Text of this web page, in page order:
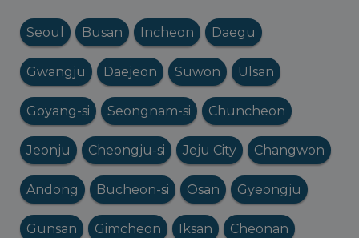
Seoul Busan Incheon Daegu
Gwangju Daejeon Suwon Ulsan
Goyang-si Seongnam-si Chuncheon
Jeonju Cheongju-si Jeju City Changwon
Andong Bucheon-si Osan Gyeongju
Gunsan Gimcheon Iksan Cheonan